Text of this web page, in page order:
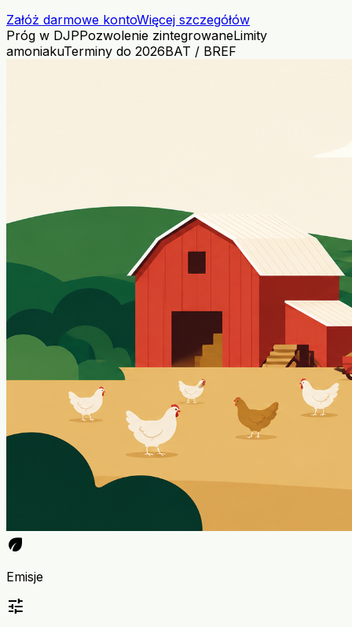
Załóż darmowe kontoWięcej szczegółów
Próg w DJPPozwolenie zintegrowaneLimity
amoniakuTerminy do 2026BAT / BREF
eco
Emisje
tune